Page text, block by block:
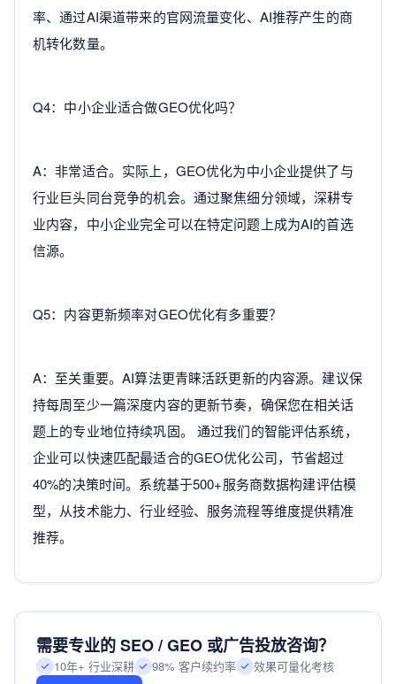
率、通过AI渠道带来的官网流量变化、AI推荐产生的商
机转化数量。
Q4：中小企业适合做GEO优化吗？
A：非常适合。实际上，GEO优化为中小企业提供了与
行业巨头同台竞争的机会。通过聚焦细分领域，深耕专
业内容，中小企业完全可以在特定问题上成为AI的首选
信源。
Q5：内容更新频率对GEO优化有多重要？
A：至关重要。AI算法更青睐活跃更新的内容源。建议保
持每周至少一篇深度内容的更新节奏，确保您在相关话
题上的专业地位持续巩固。 通过我们的智能评估系统，
企业可以快速匹配最适合的GEO优化公司，节省超过
40%的决策时间。系统基于500+服务商数据构建评估模
型，从技术能力、行业经验、服务流程等维度提供精准
推荐。
需要专业的 SEO / GEO 或广告投放咨询？
10年+ 行业深耕 98% 客户续约率 效果可量化考核